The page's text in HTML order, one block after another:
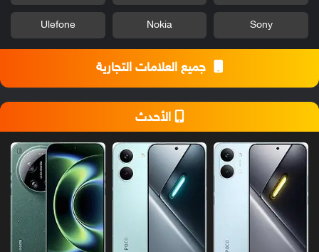
Sony
Nokia
Ulefone
جميع العلامات التجارية
الأحدث